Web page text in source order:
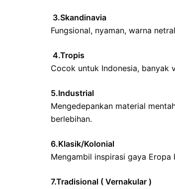
3.Skandinavia
Fungsional, nyaman, warna
4.Tropis
Cocok untuk Indonesia, banyak
5.Industrial
Mengedepankan material
berlebihan.
6.Klasik/Kolonial
Mengambil inspirasi gaya
7.Tradisional ( Vernakular )